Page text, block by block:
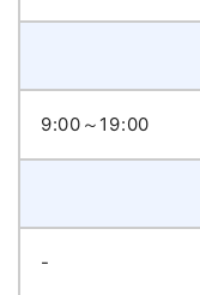
9:00～19:00
-